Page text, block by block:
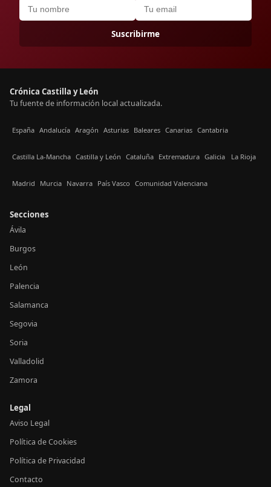
Suscribirme
Crónica Castilla y León
Tu fuente de información local actualizada.
España Andalucía Aragón Asturias Baleares Canarias Cantabria
Castilla La-Mancha Castilla y León Cataluña Extremadura Galicia La Rioja
Madrid Murcia Navarra País Vasco Comunidad Valenciana
Secciones
Ávila
Burgos
León
Palencia
Salamanca
Segovia
Soria
Valladolid
Zamora
Legal
Aviso Legal
Política de Cookies
Política de Privacidad
Contacto